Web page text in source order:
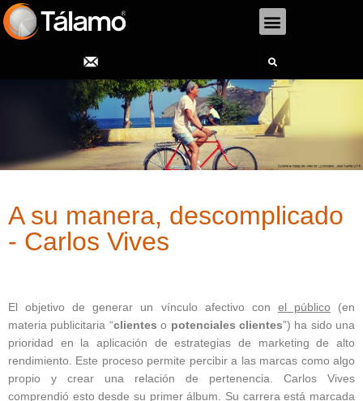
Menu
Search
A su manera, descomplicado
- Carlos Vives
El objetivo de generar un vínculo afectivo con el público (en
materia publicitaria “clienteso potenciales clientes”) ha sido una
prioridad en la aplicación de estrategias de marketing de alto
rendimiento. Este proceso permite percibir a las marcas como algo
propio y crear una relación de pertenencia. Carlos Vives
comprendió esto desde su primer álbum. Su carrera está marcada